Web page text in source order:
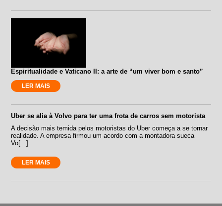
Espiritualidade e Vaticano II: a arte de “um viver bom e santo”
LER MAIS
Uber se alia à Volvo para ter uma frota de carros sem motorista
A decisão mais temida pelos motoristas do Uber começa a se tornar
realidade. A empresa firmou um acordo com a montadora sueca
Vo[...]
LER MAIS